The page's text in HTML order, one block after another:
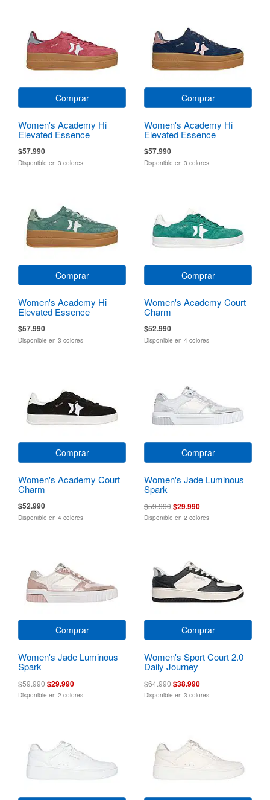
Comprar
Women's Academy Hi
Elevated Essence
$57.990
Disponible en 3 colores
Comprar
Women's Academy Hi
Elevated Essence
$57.990
Disponible en 3 colores
Comprar
Women's Academy Hi
Elevated Essence
$57.990
Disponible en 3 colores
Comprar
Women's Academy Court
Charm
$52.990
Disponible en 4 colores
Comprar
Women's Academy Court
Charm
$52.990
Disponible en 4 colores
Comprar
Women's Jade Luminous
Spark
$59.990$29.990
Disponible en 2 colores
Comprar
Women's Jade Luminous
Spark
$59.990$29.990
Disponible en 2 colores
Comprar
Women's Sport Court 2.0
Daily Journey
$64.990$38.990
Disponible en 3 colores